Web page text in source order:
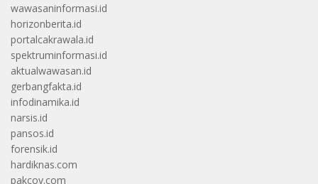
wawasaninformasi.id
horizonberita.id
portalcakrawala.id
spektruminformasi.id
aktualwawasan.id
gerbangfakta.id
infodinamika.id
narsis.id
pansos.id
forensik.id
hardiknas.com
pakcoy.com